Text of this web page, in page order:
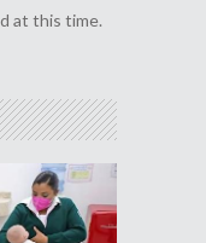
at this time.